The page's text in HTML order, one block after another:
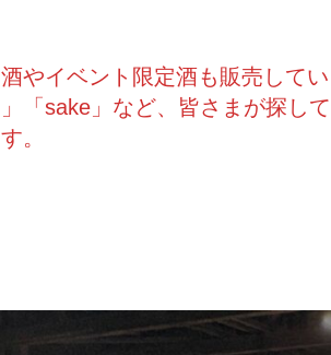
やイベント限定酒も販売して
「sake」など、皆さまが探し
。